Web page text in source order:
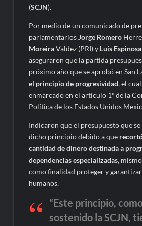
(SCJN).
Por medio de un comunicado de
parlamentariosJorge Romero
MoreiraValdez (PRI) y Luis Espinosa
aseguraron que la partida
próximo año que se aprobó en San
el principio de progresividad, el
enmarcado en el artículo 1º de la
Política de los Estados Unidos
Indicaron que el presupuesto que
dicho principio debido a que
cantidad de dinero destinada a
dependencias especializadas,
como finalidad proteger y
humanos.
“Este principio,
sostenido la SCJN,